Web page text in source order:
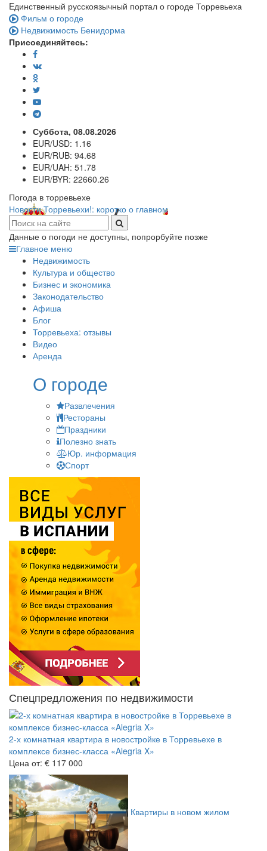
Eдинственный русскоязычный портал о городе Торревьеха
Фильм о городе
Недвижимость Бенидорма
Присоединяйтесь:
Суббота, 08.08.2026
EUR/USD: 1.16
EUR/RUB: 94.68
EUR/UAH: 51.78
EUR/BYR: 22660.26
Погода в торревьехе
Новости Торревьехи!: коротко о главном
Данные о погоди не доступны, попрорбуйте позже
Главное меню
Недвижимость
Культура и общество
Бизнес и экономика
Законодательство
Афиша
Блог
Торревьеха: отзывы
Видео
Аренда
О городе
Развлечения
Рестораны
Праздники
Полезно знать
Юр. информация
Спорт
Спецпредложения по недвижимости
2-х комнатная квартира в новостройке в Торревьехе в
комплексе бизнес-класса «Alegria X»
Цена от: € 117 000
Квартиры в новом жилом